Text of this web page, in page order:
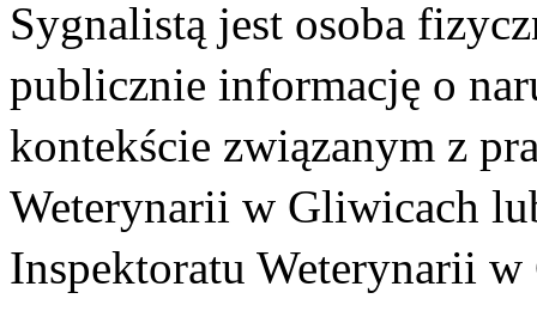
Sygnalistą jest osoba
publicznie informację o
kontekście związanym z
Weterynarii w Gliwicach
Inspektoratu Weterynarii